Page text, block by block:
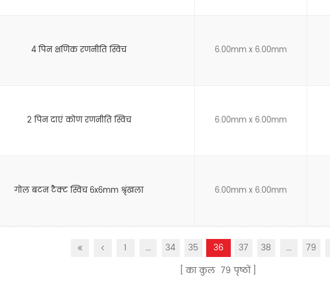
4 पिन क्षणिक रणनीति स्विच 6.00mm x 6.00mm
2 पिन दाएं कोण रणनीति स्विच 6.00mm x 6.00mm
गोल बटन टैक्ट स्विच 6x6mm श्रृंखला 6.00mm x 6.00mm
1 ... 34 35 36 37 38 ...
79
का कुल 79 पृष्ठों